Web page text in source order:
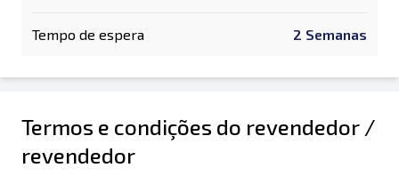
Tempo de espera 2 Semanas
Termos e condições do revendedor /
revendedor